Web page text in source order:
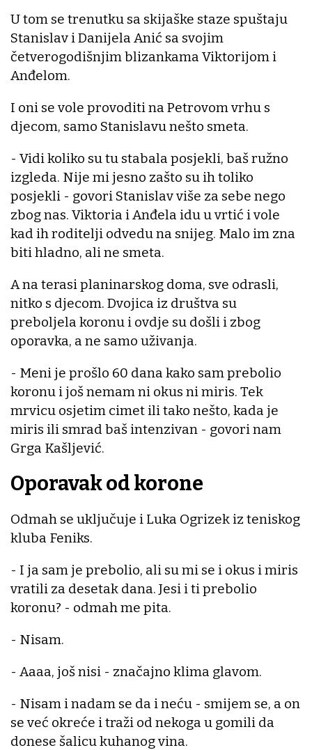
U tom se trenutku sa skijaške staze spuštaju
Stanislav i Danijela Anić sa svojim
četverogodišnjim blizankama Viktorijom i
Anđelom.
I oni se vole provoditi na Petrovom vrhu s
djecom, samo Stanislavu nešto smeta.
- Vidi koliko su tu stabala posjekli, baš ružno
izgleda. Nije mi jesno zašto su ih toliko
posjekli - govori Stanislav više za sebe nego
zbog nas. Viktoria i Anđela idu u vrtić i vole
kad ih roditelji odvedu na snijeg. Malo im zna
biti hladno, ali ne smeta.
A na terasi planinarskog doma, sve odrasli,
nitko s djecom. Dvojica iz društva su
preboljela koronu i ovdje su došli i zbog
oporavka, a ne samo uživanja.
- Meni je prošlo 60 dana kako sam prebolio
koronu i još nemam ni okus ni miris. Tek
mrvicu osjetim cimet ili tako nešto, kada je
miris ili smrad baš intenzivan - govori nam
Grga Kašljević.
Oporavak od korone
Odmah se uključuje i Luka Ogrizek iz teniskog
kluba Feniks.
- I ja sam je prebolio, ali su mi se i okus i miris
vratili za desetak dana. Jesi i ti prebolio
koronu? - odmah me pita.
- Nisam.
- Aaaa, još nisi - značajno klima glavom.
- Nisam i nadam se da i neću - smijem se, a on
se već okreće i traži od nekoga u gomili da
donese šalicu kuhanog vina.